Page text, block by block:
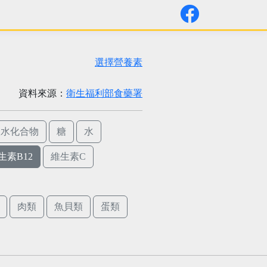
選擇營養素
資料來源： 衛生福利部食藥署
化合物 糖 水
素B12 維生素C
肉類 魚貝類 蛋類